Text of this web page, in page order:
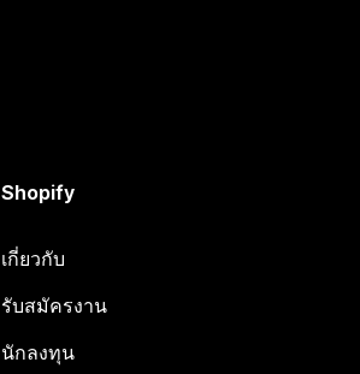
Shopify
เกี่ยวกับ
รับสมัครงาน
นักลงทุน